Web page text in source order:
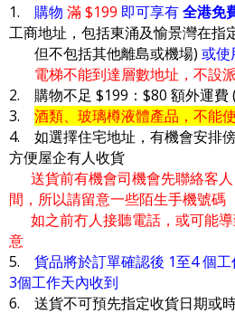
1. 購物 滿 $199 即可享有全港免
工商地址，包括東涌及愉景灣在指
但不包括其他離島或機場) 或使
電梯不能到達層數地址，不設
2. 購物不足 $199：$80 額外運費
3. 酒類、玻璃樽液體產品，不能
4. 如選擇住宅地址，有機會安排
方便屋企有人收貨
送貨前有機會司機會先聯絡客
間，所以請留意一些陌生手機號碼
如之前冇人接聽電話，或可能導
意
5. 貨品將於訂單確認後 1至4 個
3個工作天內收到
6. 送貨不可預先指定收貨日期或